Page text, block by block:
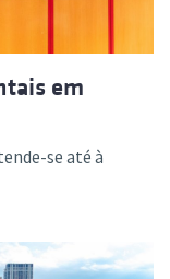
em
se até à